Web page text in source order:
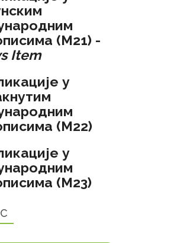
(M21) -
Item
у
(M22)
у
(M23)